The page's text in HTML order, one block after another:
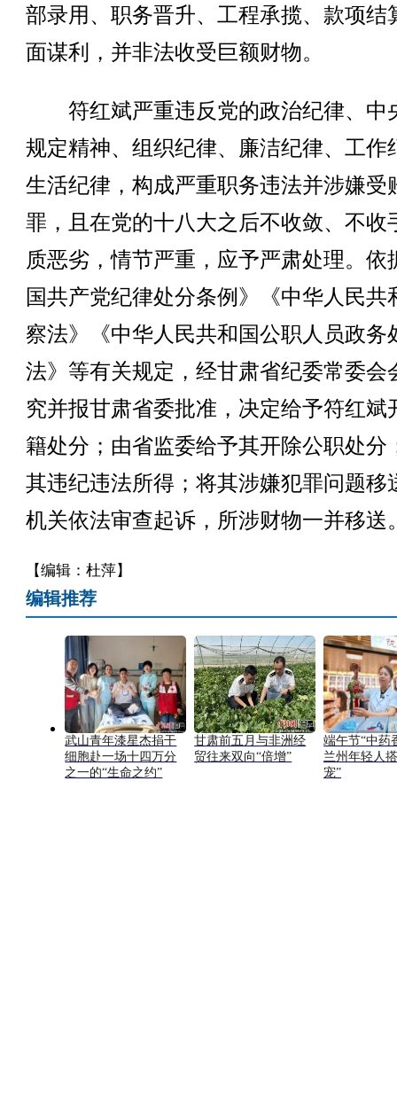
部录用、职务晋升、工程承揽、款项结
面谋利，并非法收受巨额财物。
符红斌严重违反党的政治纪律、中
规定精神、组织纪律、廉洁纪律、工作
生活纪律，构成严重职务违法并涉嫌受
罪，且在党的十八大之后不收敛、不收
质恶劣，情节严重，应予严肃处理。依
国共产党纪律处分条例》《中华人民共
察法》《中华人民共和国公职人员政务
法》等有关规定，经甘肃省纪委常委会
究并报甘肃省委批准，决定给予符红斌
籍处分；由省监委给予其开除公职处分
其违纪违法所得；将其涉嫌犯罪问题移
机关依法审查起诉，所涉财物一并移送
【编辑：杜萍】
编辑推荐
武山青年漆星杰捐干
细胞赴一场十四万分
之一的“生命之约”
甘肃前五月与非洲经
贸往来双向“倍增”
端午节“中药
兰州年轻人
宠”